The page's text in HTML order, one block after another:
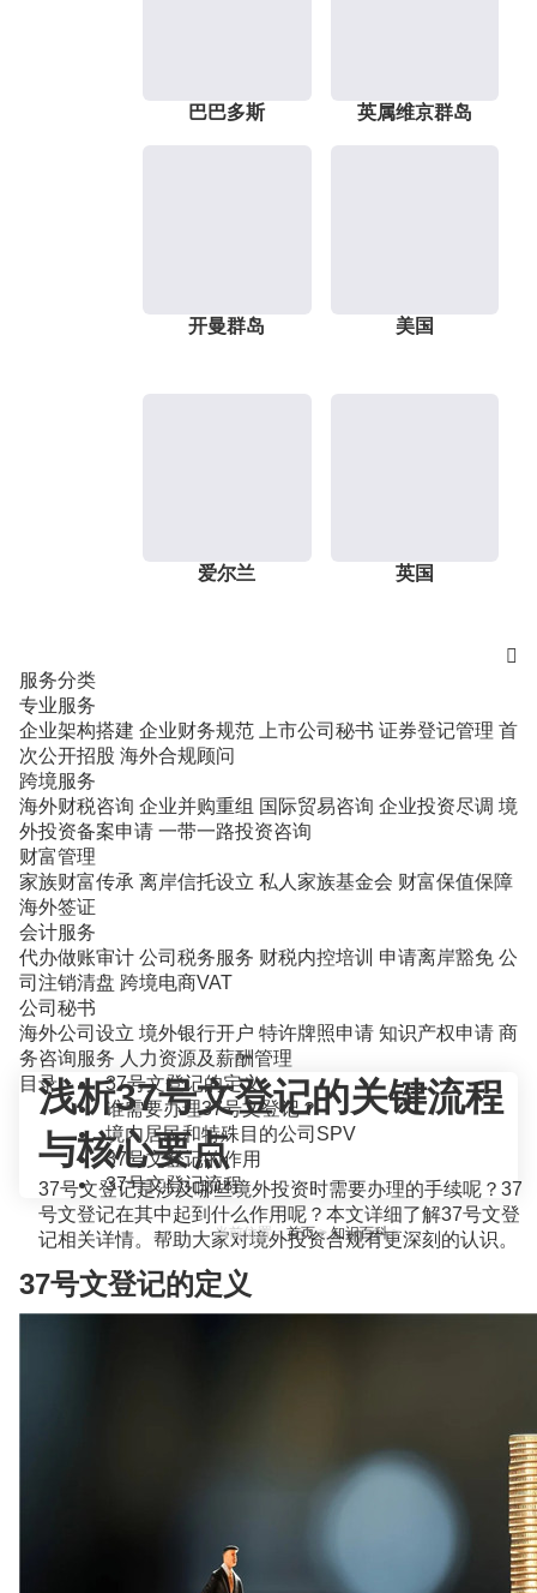
巴巴多斯 英属维京群岛
开曼群岛 美国
爱尔兰 英国

服务分类
专业服务
企业架构搭建 企业财务规范 上市公司秘书 证券登记管理 首
次公开招股 海外合规顾问
跨境服务
海外财税咨询 企业并购重组 国际贸易咨询 企业投资尽调 境
外投资备案申请 一带一路投资咨询
财富管理
家族财富传承 离岸信托设立 私人家族基金会 财富保值保障
海外签证
会计服务
代办做账审计 公司税务服务 财税内控培训 申请离岸豁免 公
司注销清盘 跨境电商VAT
公司秘书
海外公司设立 境外银行开户 特许牌照申请 知识产权申请 商
务咨询服务 人力资源及薪酬管理
当前位置：首页>知识百科>
浅析37号文登记的关键流程
与核心要点
37号文登记是涉及哪些境外投资时需要办理的手续呢？37
号文登记在其中起到什么作用呢？本文详细了解37号文登
记相关详情。帮助大家对境外投资合规有更深刻的认识。
目录
37号文登记的定义
谁需要办理37号文登记？
境内居民和特殊目的公司SPV
37号文登记的作用
37号文登记流程
37号文登记的定义